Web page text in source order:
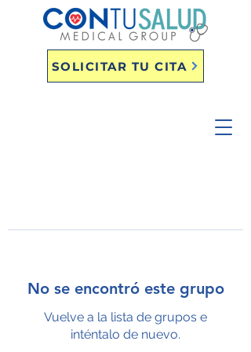
SOLICITAR TU CITA
No se encontró este grupo
Vuelve a la lista de grupos e
inténtalo de nuevo.